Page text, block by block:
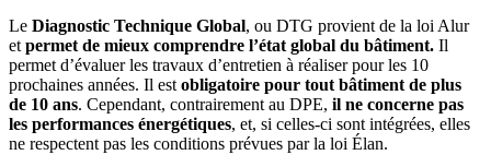
Le Diagnostic Technique Global, ou DTG provient de la loi Alur
et permet de mieux comprendre l’état global du bâtiment. Il
permet d’évaluer les travaux d’entretien à réaliser pour les 10
prochaines années. Il est obligatoire pour tout bâtiment de plus
de 10 ans. Cependant, contrairement au DPE, il ne concerne pas
les performances énergétiques, et, si celles-ci sont intégrées, elles
ne respectent pas les conditions prévues par la loi Élan.